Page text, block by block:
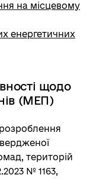
на місцевому
енергетичних
щодо
(МЕП)
територій
№ 1163,